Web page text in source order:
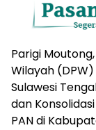
Parigi Moutong,
Wilayah
Sulawesi
dan
PAN di